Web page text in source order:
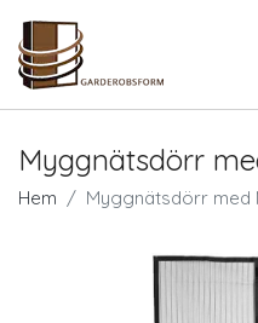
Myggnätsdörr
Hem Myggnätsdörr med